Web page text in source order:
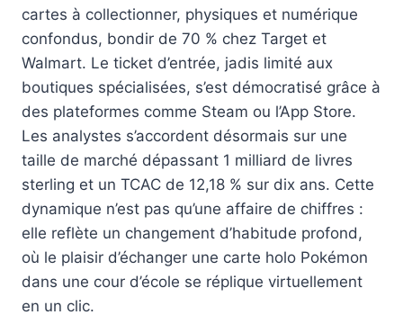
cartes à collectionner, physiques et numérique
confondus, bondir de 70 % chez Target et
Walmart. Le ticket d’entrée, jadis limité aux
boutiques spécialisées, s’est démocratisé grâce à
des plateformes comme Steam ou l’App Store.
Les analystes s’accordent désormais sur une
taille de marché dépassant 1 milliard de livres
sterling et un TCAC de 12,18 % sur dix ans. Cette
dynamique n’est pas qu’une affaire de chiffres :
elle reflète un changement d’habitude profond,
où le plaisir d’échanger une carte holo Pokémon
dans une cour d’école se réplique virtuellement
en un clic.